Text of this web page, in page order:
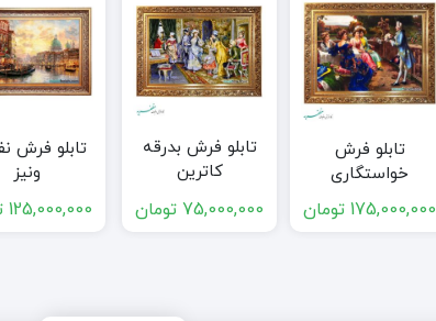
تابلو فرش
خواستگاری
175,000,000 تومان
تابلو فرش بدرقه
کاترین
75,000,000 تومان
تابلو فرش
ونیز
125,000,000